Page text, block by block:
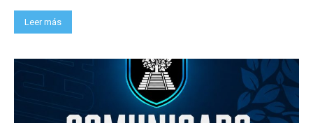
Leer más